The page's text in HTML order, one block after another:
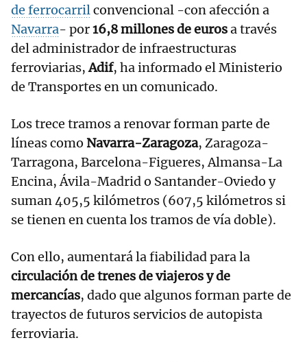
de ferrocarrilconvencional -con afección a
Navarra- por16,8 millones de eurosa través
del administrador de infraestructuras
ferroviarias,Adif, ha informado el Ministerio
de Transportes en un comunicado.
Los trece tramos a renovar forman parte de
líneas como Navarra-Zaragoza, Zaragoza-
Tarragona, Barcelona-Figueres, Almansa-La
Encina, Ávila-Madrid o Santander-Oviedo y
suman 405,5 kilómetros (607,5 kilómetros si
se tienen en cuenta los tramos de vía doble).
Con ello, aumentará la fiabilidad para la
circulación de trenes de viajeros y de
mercancías, dado que algunos forman parte de
trayectos de futuros servicios de autopista
ferroviaria.